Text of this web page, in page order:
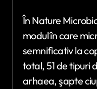
În Nature
modul în care
semnificativ la
total, 51 de tipuri
arhaea, şapte